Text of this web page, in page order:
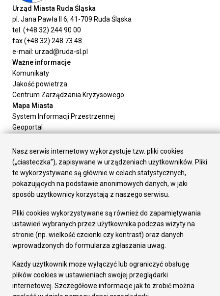
Urząd Miasta Ruda Śląska
pl. Jana Pawła II 6, 41-709 Ruda Śląska
tel. (+48 32) 244 90 00
fax (+48 32) 248 73 48
e-mail: urzad@ruda-sl.pl
Ważne informacje
Komunikaty
Jakość powietrza
Centrum Zarządzania Kryzysowego
Mapa Miasta
System Informacji Przestrzennej
Geoportal
Załatw sprawę
Prezydent Miasta
Rada Miasta
Wydziały
Elektroniczna Skrzynka Podawcza
Gospodarka
Fundusze europejskie
Środki krajowe
Oferty inwestycyjne
Pozostałe
Deklaracja dostępności
Dane osobowe
Nasz serwis internetowy wykorzystuje tzw. pliki cookies
(„ciasteczka”), zapisywane w urządzeniach użytkowników. Pliki
te wykorzystywane są głównie w celach statystycznych,
pokazujących na podstawie anonimowych danych, w jaki
sposób użytkownicy korzystają z naszego serwisu.
Pliki cookies wykorzystywane są również do zapamiętywania
ustawień wybranych przez użytkownika podczas wizyty na
stronie (np. wielkość czcionki czy kontrast) oraz danych
wprowadzonych do formularza zgłaszania uwag.
Każdy użytkownik może wyłączyć lub ograniczyć obsługę
plików cookies w ustawieniach swojej przeglądarki
internetowej. Szczegółowe informacje jak to zrobić można